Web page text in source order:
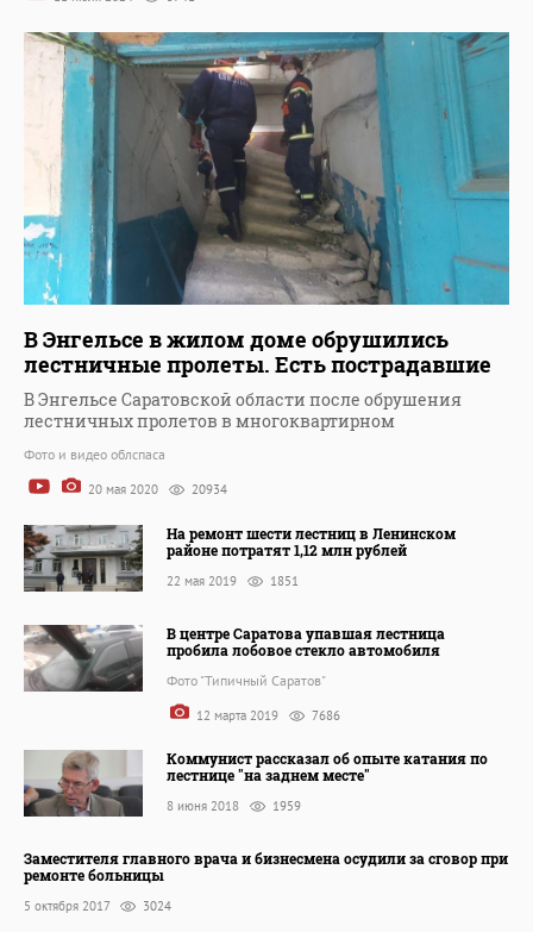
В Энгельсе в жилом доме обрушились
лестничные пролеты. Есть пострадавшие
В Энгельсе Саратовской области после обрушения
лестничных пролетов в многоквартирном
Фото и видео облспаса
20 мая 2020 20934
На ремонт шести лестниц в Ленинском
районе потратят 1,12 млн рублей
22 мая 2019 1851
В центре Саратова упавшая лестница
пробила лобовое стекло автомобиля
Фото "Типичный Саратов"
12 марта 2019 7686
Коммунист рассказал об опыте катания по
лестнице "на заднем месте"
8 июня 2018 1959
Заместителя главного врача и бизнесмена осудили за сговор при
ремонте больницы
5 октября 2017 3024